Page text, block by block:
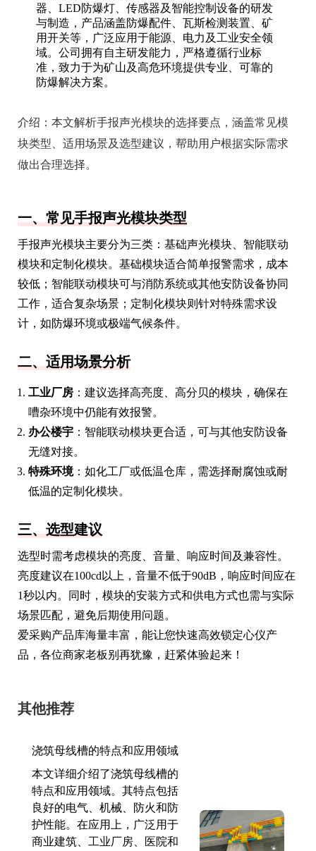
器、LED防爆灯、传感器及智能控制设备的研发
与制造，产品涵盖防爆配件、瓦斯检测装置、矿
用开关等，广泛应用于能源、电力及工业安全领
域。公司拥有自主研发能力，严格遵循行业标
准，致力于为矿山及高危环境提供专业、可靠的
防爆解决方案。
介绍： 本文解析手报声光模块的选择要点，涵盖常见模
块类型、适用场景及选型建议，帮助用户根据实际需求
做出合理选择。
一、常见手报声光模块类型
手报声光模块主要分为三类：基础声光模块、智能联动
模块和定制化模块。基础模块适合简单报警需求，成本
较低；智能联动模块可与消防系统或其他安防设备协同
工作，适合复杂场景；定制化模块则针对特殊需求设
计，如防爆环境或极端气候条件。
二、适用场景分析
工业厂房 ：建议选择高亮度、高分贝的模块，确保在
嘈杂环境中仍能有效报警。
办公楼宇 ：智能联动模块更合适，可与其他安防设备
无缝对接。
特殊环境：如化工厂或低温仓库，需选择耐腐蚀或耐
低温的定制化模块。
三、选型建议
选型时需考虑模块的亮度、音量、响应时间及兼容性。
亮度建议在100cd以上，音量不低于90dB，响应时间应在
1秒以内。同时，模块的安装方式和供电方式也需与实际
场景匹配，避免后期使用问题。
爱采购产品库海量丰富，能让您快速高效锁定心仪产
品，各位商家老板别再犹豫，赶紧体验起来！
其他推荐
浇筑母线槽的特点和应用领域
本文详细介绍了浇筑母线槽的
特点和应用领域。其特点包括
良好的电气、机械、防火和防
护性能。在应用上，广泛用于
商业建筑、工业厂房、医院和